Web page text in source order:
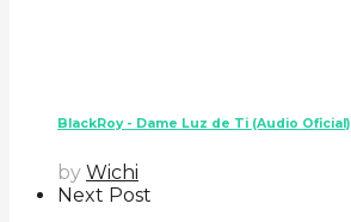
BlackRoy - Dame Luz de Ti (Audio Oficial)
by Wichi
Next Post